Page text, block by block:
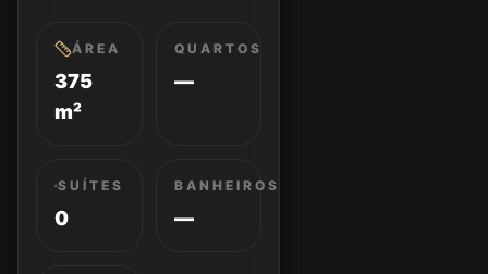
ÁREA
375
m²
QUARTOS
—
SUÍTES
0
BANHEIROS
—